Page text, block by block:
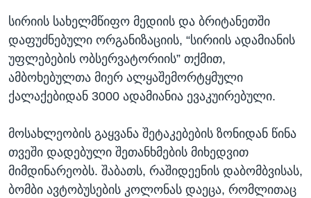
სირიის სახელმწიფო მედიის და ბრიტანეთში
დაფუძნებული ორგანიზაციის, “სირიის ადამიანის
უფლებების ობსერვატორიის” თქმით,
ამბოხებულთა მიერ ალყაშემორტყმული
ქალაქებიდან 3000 ადამიანია ევაკუირებული.
მოსახლეობის გაყვანა შეტაკებების ზონიდან წინა
თვეში დადებული შეთანხმების მიხედვით
მიმდინარეობს. შაბათს, რაშიდეენის დაბომბვისას,
ბომბი ავტობუსების კოლონას დაეცა, რომლითაც